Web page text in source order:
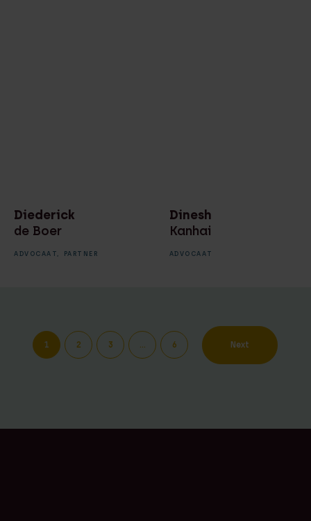
Diederick
de Boer
ADVOCAAT, PARTNER
Dinesh
Kanhai
ADVOCAAT
1 2 3 6 Next